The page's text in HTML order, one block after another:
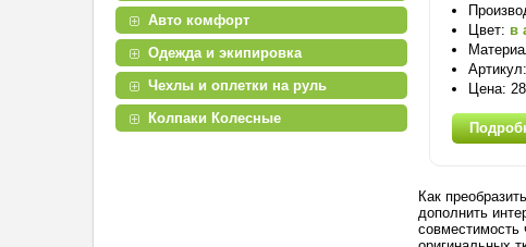
Авто комфорт
Одежда и экипировка
Чехлы и оплетки на руль
Колпаки Колесные
Цвет: в
Артикул:
Цена:
Как
дополнить
совместимость